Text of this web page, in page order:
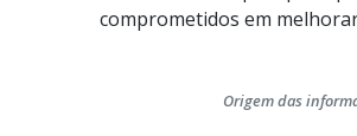
comprometidos em
Origem das